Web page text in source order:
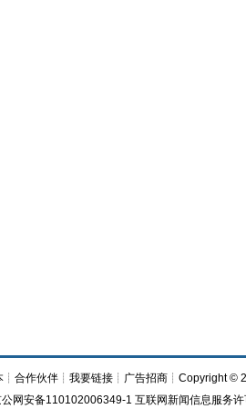
┊ 合作伙伴┊ 我要链接┊ 广告招商┊Copyright ©
网安备110102006349-1 互联网新闻信息服务